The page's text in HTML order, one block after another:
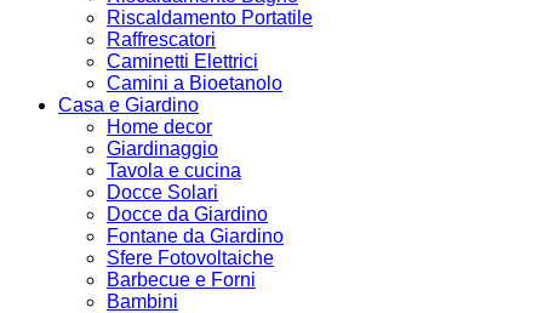
Riscaldamento Portatile
Raffrescatori
Caminetti Elettrici
Camini a Bioetanolo
Casa e Giardino
Home decor
Giardinaggio
Tavola e cucina
Docce Solari
Docce da Giardino
Fontane da Giardino
Sfere Fotovoltaiche
Barbecue e Forni
Bambini